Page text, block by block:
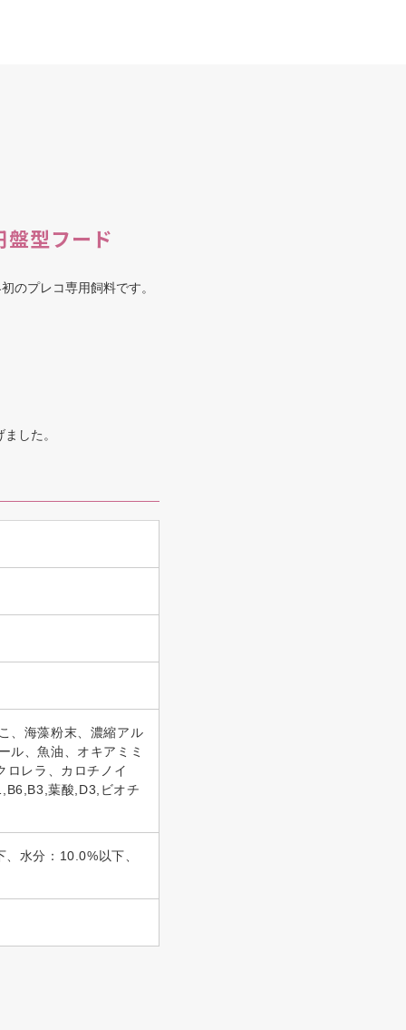
型フード
のプレコ専用飼料です。
した。
、海藻粉末、濃縮アル
ル、魚油、オキアミミ
ロレラ、カロチノイ
葉酸,D3,ビオチ
水分：10.0%以下、